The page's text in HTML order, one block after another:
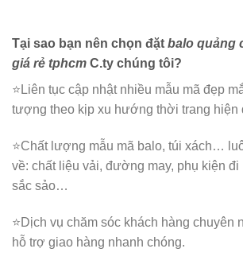
Tại sao bạn nên chọn đặt balo quảng
giá rẻ tphcm C.ty chúng tôi?
⭐️Liên tục cập nhật nhiều mẫu mã đẹp
tượng theo kịp xu hướng thời trang hiện
⭐️Chất lượng mẫu mã balo, túi xách…
về: chất liệu vải, đường may, phụ kiện đi
sắc sảo…
⭐️Dịch vụ chăm sóc khách hàng chuyên
hỗ trợ giao hàng nhanh chóng.